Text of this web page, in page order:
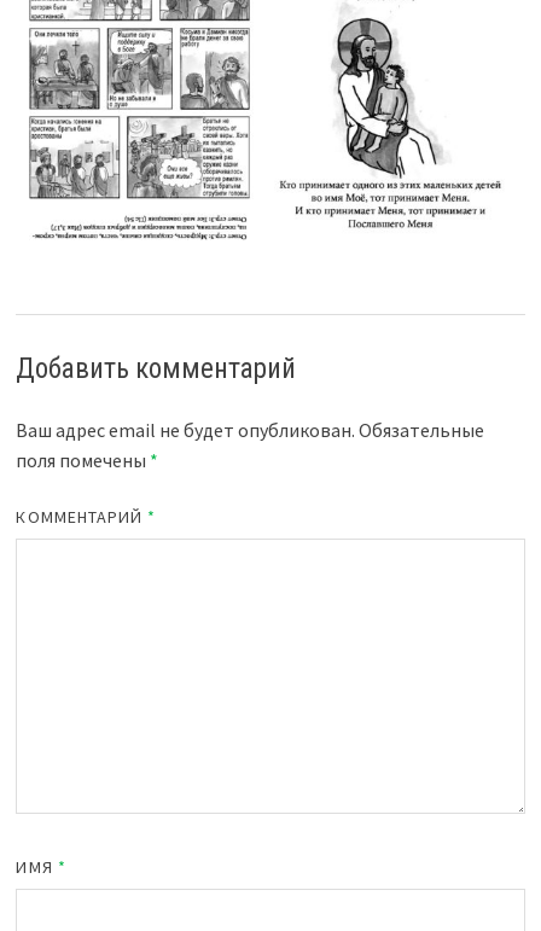
Добавить комментарий
Ваш адрес email не будет опубликован. Обязательные
поля помечены *
КОММЕНТАРИЙ *
ИМЯ *